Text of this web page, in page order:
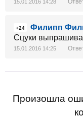
Максим ВІХРОВ
15.01.2016 14:28
+24
Филипп
Сцуки
15.01.2016 14:25
Произошла